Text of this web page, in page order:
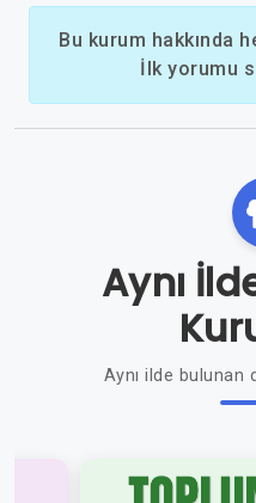
Bu kurum hakkında
İlk yorumu
Aynı
Aynı ilde bulunan